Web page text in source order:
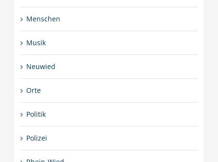
Menschen
Musik
Neuwied
Orte
Politik
Polizei